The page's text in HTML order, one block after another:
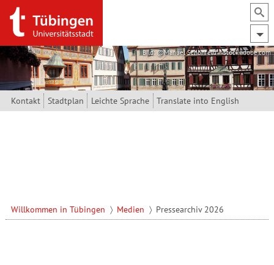
Direkt zum Inhalt
Bild: @Manuel Schönfeld – stock.adobe.com
Kontakt Stadtplan Leichte Sprache Translate into English
Willkommen in Tübingen Medien Pressearchiv 2026